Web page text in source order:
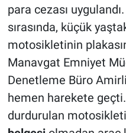
para cezası uygulandı.
sırasında, küçük
motosikletinin
Manavgat Emniyet
Denetleme Büro
hemen harekete
durdurulan